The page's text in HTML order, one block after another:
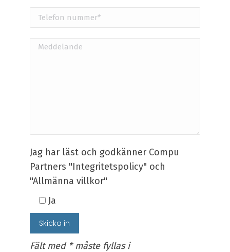
Jag har läst och godkänner Compu
Partners "Integritetspolicy" och
"Allmänna villkor"
Ja
Fält med * måste fyllas i